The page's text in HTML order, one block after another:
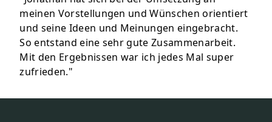
meinen Vorstellungen und Wünschen orientiert
und seine Ideen und Meinungen eingebracht.
So entstand eine sehr gute Zusammenarbeit.
Mit den Ergebnissen war ich jedes Mal super
zufrieden."